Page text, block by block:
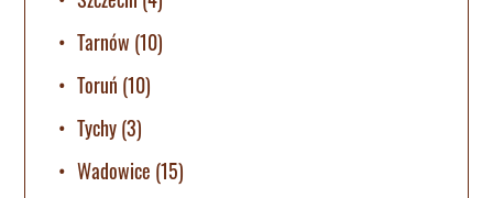
Tarnów (10)
Toruń (10)
Tychy(3)
Wadowice (15)